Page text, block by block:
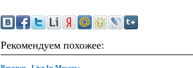
Рекомендуем похожее: